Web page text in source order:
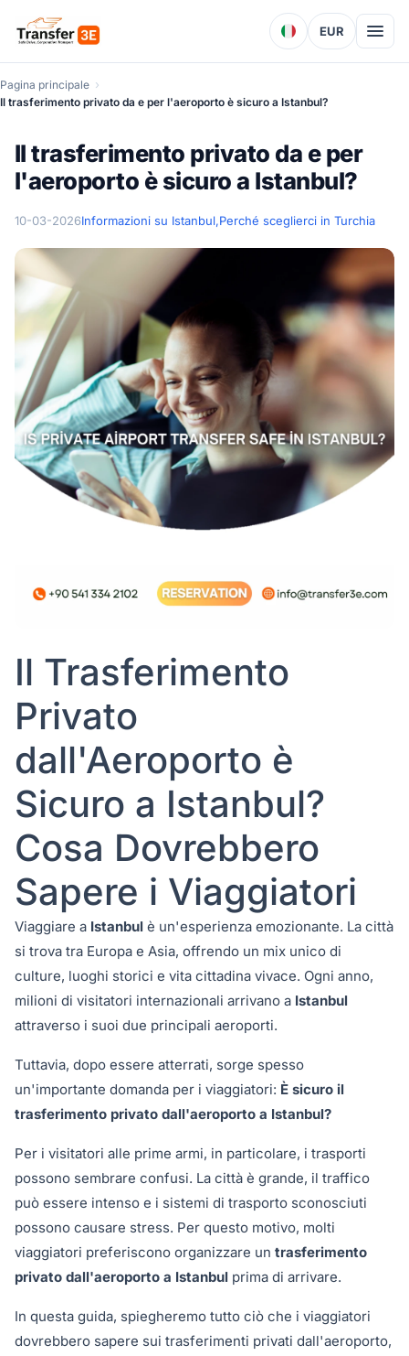
EUR
Pagina principale
Il trasferimento privato da e per l'aeroporto è sicuro a Istanbul?
Il trasferimento privato da e per
l'aeroporto è sicuro a Istanbul?
10-03-2026Informazioni su Istanbul,Perché sceglierci in Turchia
Il Trasferimento
Privato
dall'Aeroporto è
Sicuro a Istanbul?
Cosa Dovrebbero
Sapere i Viaggiatori
Viaggiare a Istanbul è un'esperienza emozionante. La città
si trova tra Europa e Asia, offrendo un mix unico di
culture, luoghi storici e vita cittadina vivace. Ogni anno,
milioni di visitatori internazionali arrivano a Istanbul
attraverso i suoi due principali aeroporti.
Tuttavia, dopo essere atterrati, sorge spesso
un'importante domanda per i viaggiatori: È sicuro il
trasferimento privato dall'aeroporto a Istanbul?
Per i visitatori alle prime armi, in particolare, i trasporti
possono sembrare confusi. La città è grande, il traffico
può essere intenso e i sistemi di trasporto sconosciuti
possono causare stress. Per questo motivo, molti
viaggiatori preferiscono organizzare un trasferimento
privato dall'aeroporto a Istanbul prima di arrivare.
In questa guida, spiegheremo tutto ciò che i viaggiatori
dovrebbero sapere sui trasferimenti privati dall'aeroporto,